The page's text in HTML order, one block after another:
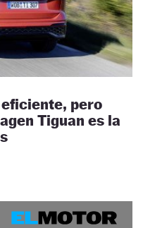
pero
Tiguan es la